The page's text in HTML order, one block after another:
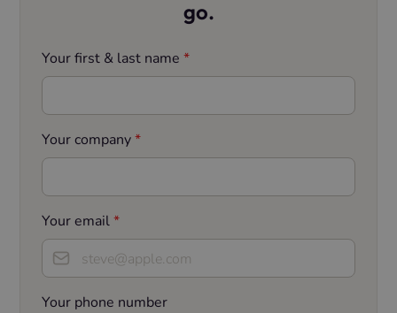
go.
Your first & last name*
Your company*
Your email*
Your phone number